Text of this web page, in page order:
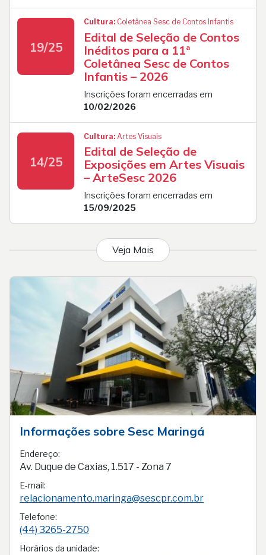
19/25
Cultura: Coletânea Sesc de Contos Infantis
Edital de Seleção de Contos
Inéditos para a 11ª
Coletânea Sesc de Contos
Infantis – 2026
Inscrições foram encerradas em
10/02/2026
14/25
Cultura: Artes Visuais
Edital de Seleção de
Exposições em Artes Visuais
– ArteSesc 2026
Inscrições foram encerradas em
15/09/2025
Veja Mais
Informações sobre Sesc Maringá
Endereço:
Av. Duque de Caxias, 1.517 - Zona 7
E-mail:
relacionamento.maringa@sescpr.com.br
Telefone:
(44) 3265-2750
Horários da unidade: